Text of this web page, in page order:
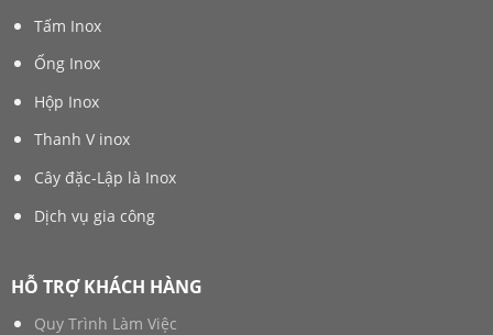
Tấm Inox
Ống Inox
Hộp Inox
Thanh V inox
Cây đặc-Lập là Inox
Dịch vụ gia công
HỖ TRỢ KHÁCH HÀNG
Quy Trình Làm Việc